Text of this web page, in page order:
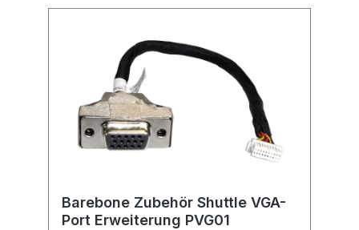
Barebone Zubehör Shuttle VGA-
Port Erweiterung PVG01